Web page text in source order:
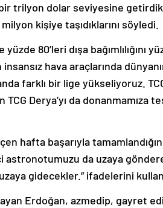
trilyon dolar seviyesine
kişiye taşıdıklarını söyledi.
80’leri dışa bağımlılığını
hava araçlarında
farklı bir lige yükseliyoruz.
Derya’yı da donanmamıza
hafta başarıyla
astronotumuzu da uzaya
gidecekler.” ifadelerini
Erdoğan, azmedip, gayret